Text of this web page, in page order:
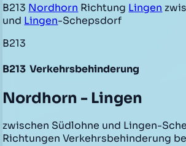
B213 Nordhorn Richtung Lingen
und Lingen-Schepsdorf
B213
B213 Verkehrsbehinderung
Nordhorn - Lingen
zwischen Südlohne und Lingen-
Richtungen Verkehrsbehinderung